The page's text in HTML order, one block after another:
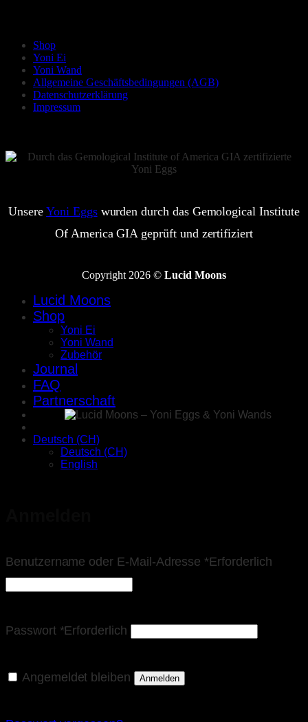
Shop
Yoni Ei
Yoni Wand
Allgemeine Geschäftsbedingungen (AGB)
Datenschutzerklärung
Impressum
UnsereYoni Eggswurden durch das Gemological Institute
Of America GIA geprüft und zertifiziert
Copyright 2026 © Lucid Moons
Lucid Moons
Shop
Yoni Ei
Yoni Wand
Zubehör
Journal
FAQ
Partnerschaft
Deutsch (CH)
Deutsch (CH)
English
Benutzername oder E-Mail-Adresse*Erforderlich
Passwort *Erforderlich
Angemeldet bleiben Anmelden